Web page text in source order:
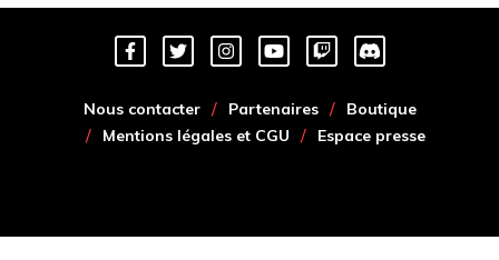
Nous contacter Partenaires
Boutique
Mentions légales et CGU
Espace presse